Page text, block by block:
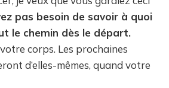
pas besoin de savoir à quoi
le chemin dès le départ.
corps. Les prochaines
d’elles-mêmes, quand votre